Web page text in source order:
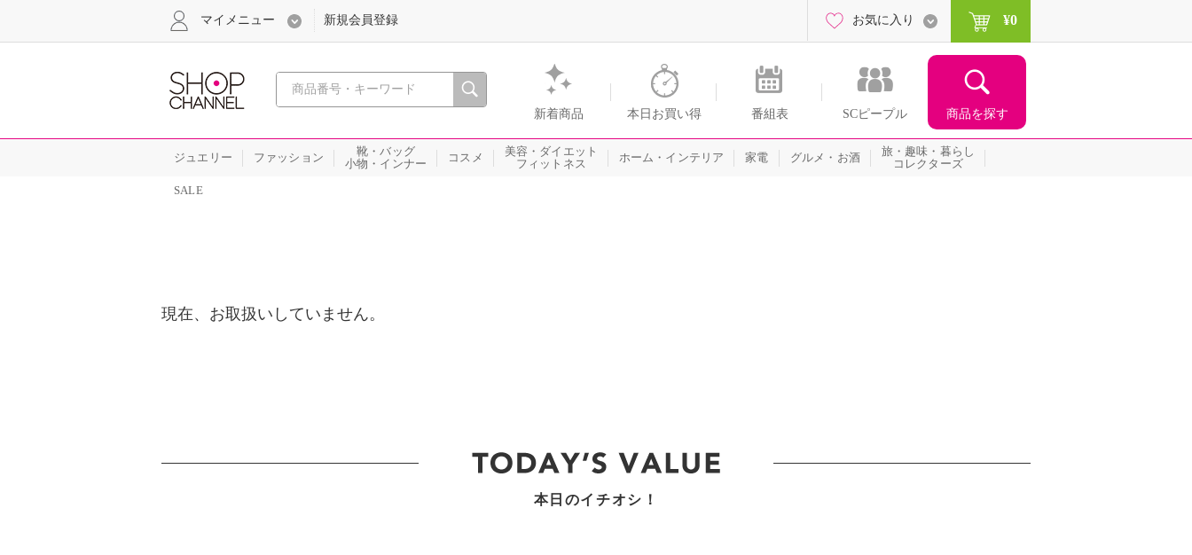
心おどる、瞬間を。通販・テレビショッピングのショップチャンネル
新着商品 本日お買い得 番組表 SCピープル 商品を探す
マイメニュー 新規会員登録 お気に入り ¥0
ジュエリー ファッション
靴・バッグ
小物・インナー
コスメ
美容・ダイエット
フィットネス
ホーム・インテリア 家電 グルメ・お酒
旅・趣味・暮らし
コレクターズ
SALE
現在、お取扱いしていません。
本日のイチオシ！